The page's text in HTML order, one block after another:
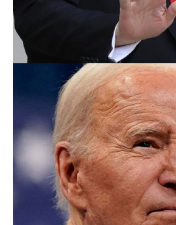
الإيراني الجديد
“الحزب”، مع الجيش الإسرائيلي
معظمهم في الجانب اللبناني.
وترهن الفصائل وقف القصف بإنهاء إسرائيل حربا تشنها بدعم أميركي على قطاع غزة منذ 7 تشرين
الأول، ما خلّف أكثر من 130 ألف قتيل وجريح فلسطينيين، معظمهم أطفال ونساء، وما يزيد على 10